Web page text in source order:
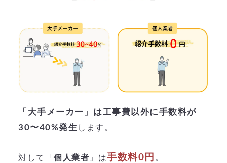
「大手メーカー」は工事費以外に手数料が
30〜40%発生 します。
対して「 個人業者 」は手数料0円 。